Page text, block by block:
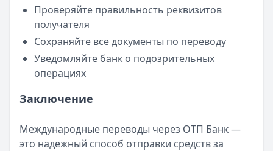
Проверяйте правильность реквизитов
получателя
Сохраняйте все документы по переводу
Уведомляйте банк о подозрительных
операциях
Заключение
Международные переводы через ОТП Банк —
это надежный способ отправки средств за